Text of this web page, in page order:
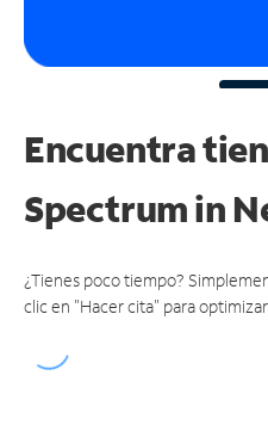
Encuentra
Spectrumin
¿Tienes poco tiempo?
clic en "Hacer cita" para